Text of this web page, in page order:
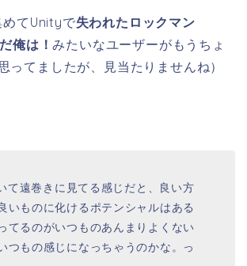
めてUnityで失われたロックマン
俺は！みたいなユーザーがもうちょ
ってましたが、見当たりませんね）
て遠巻きに見てる感じだと、良い方
いものに化けるポテンシャルはある
てるのがいつものあんまりよくない
つもの感じになっちゃうのかな。っ